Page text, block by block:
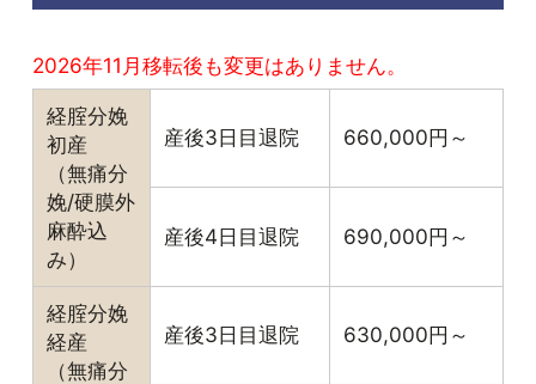
2026年11月移転後も変更はありません。
経腟分娩
初産
（無痛分
娩/硬膜外
麻酔込
み）
産後3日目退院 660,000円～
産後4日目退院 690,000円～
経腟分娩
経産
（無痛分
産後3日目退院 630,000円～